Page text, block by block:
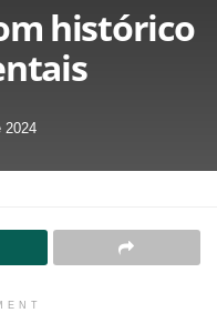
histórico
2024